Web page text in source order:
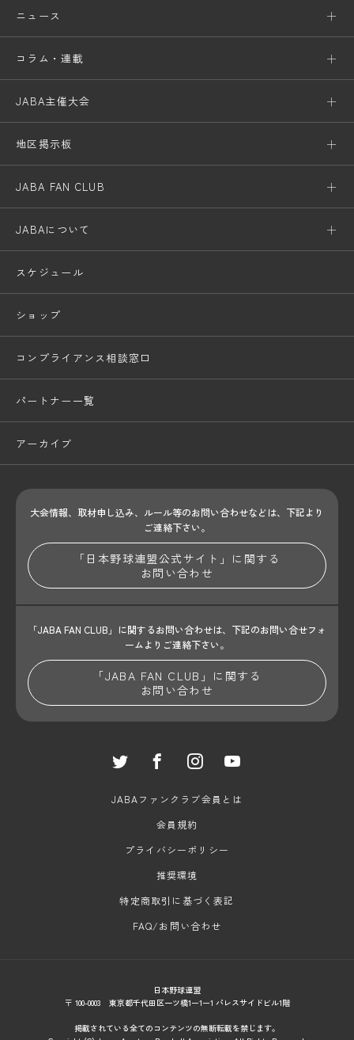
ニュース
コラム・連載
JABA主催大会
地区掲示板
JABA FAN CLUB
JABAについて
スケジュール
ショップ
コンプライアンス相談窓口
パートナー一覧
アーカイブ
大会情報、取材申し込み、ルール等のお問い合わせなどは、下記より
ご連絡下さい。
「日本野球連盟公式サイト」に関する
お問い合わせ
「JABA FAN CLUB」に関するお問い合わせは、 下記のお問い合せフォ
ームよりご連絡下さい。
「JABA FAN CLUB」に関する
お問い合わせ
JABAファンクラブ会員とは
会員規約
プライバシーポリシー
推奨環境
特定商取引に基づく表記
FAQ/お問い合わせ
日本野球連盟
〒 100-0003 東京都千代田区一ツ橋1ー1ー1 パレスサイドビル1階
掲載されている全てのコンテンツの無断転載を禁じます。